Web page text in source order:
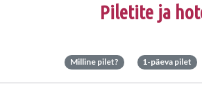
Piletite ja
Milline pilet? 1-päeva pilet